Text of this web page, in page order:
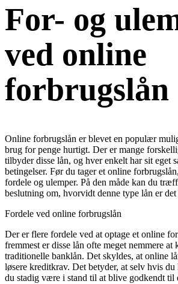
For- og
ved online
forbrugslån
Online forbrugslån er blevet en populær
brug for penge hurtigt. Der er mange
tilbyder disse lån, og hver enkelt har sit eget
betingelser. Før du tager et online
fordele og ulemper. På den måde kan du
beslutning om, hvorvidt denne type lån er
Fordele ved online forbrugslån
Der er flere fordele ved at optage et online
fremmest er disse lån ofte meget nemmere
traditionelle banklån. Det skyldes, at online
løsere kreditkrav. Det betyder, at selv hvis
du stadig være i stand til at blive godkendt til